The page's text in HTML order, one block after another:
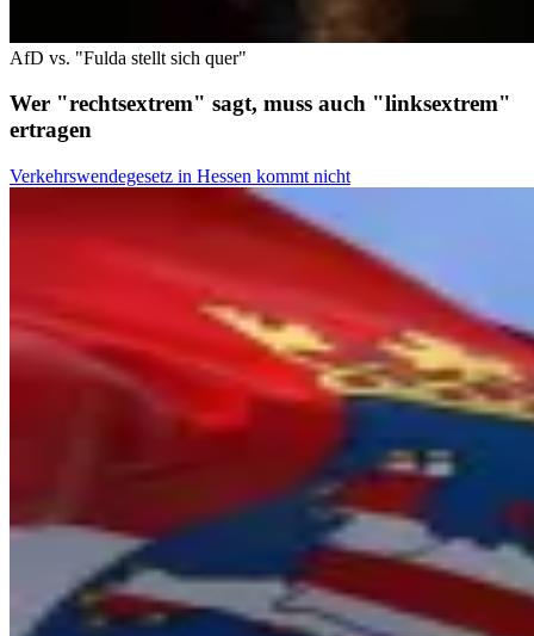
AfD vs. "Fulda stellt sich quer"
Wer "rechtsextrem" sagt, muss auch "linksextrem"
ertragen
Verkehrswendegesetz in Hessen kommt nicht